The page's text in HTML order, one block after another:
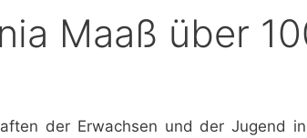
Maaß über
der Erwachsen und der Jugend